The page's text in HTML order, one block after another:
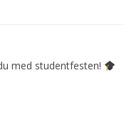
med studentfesten!